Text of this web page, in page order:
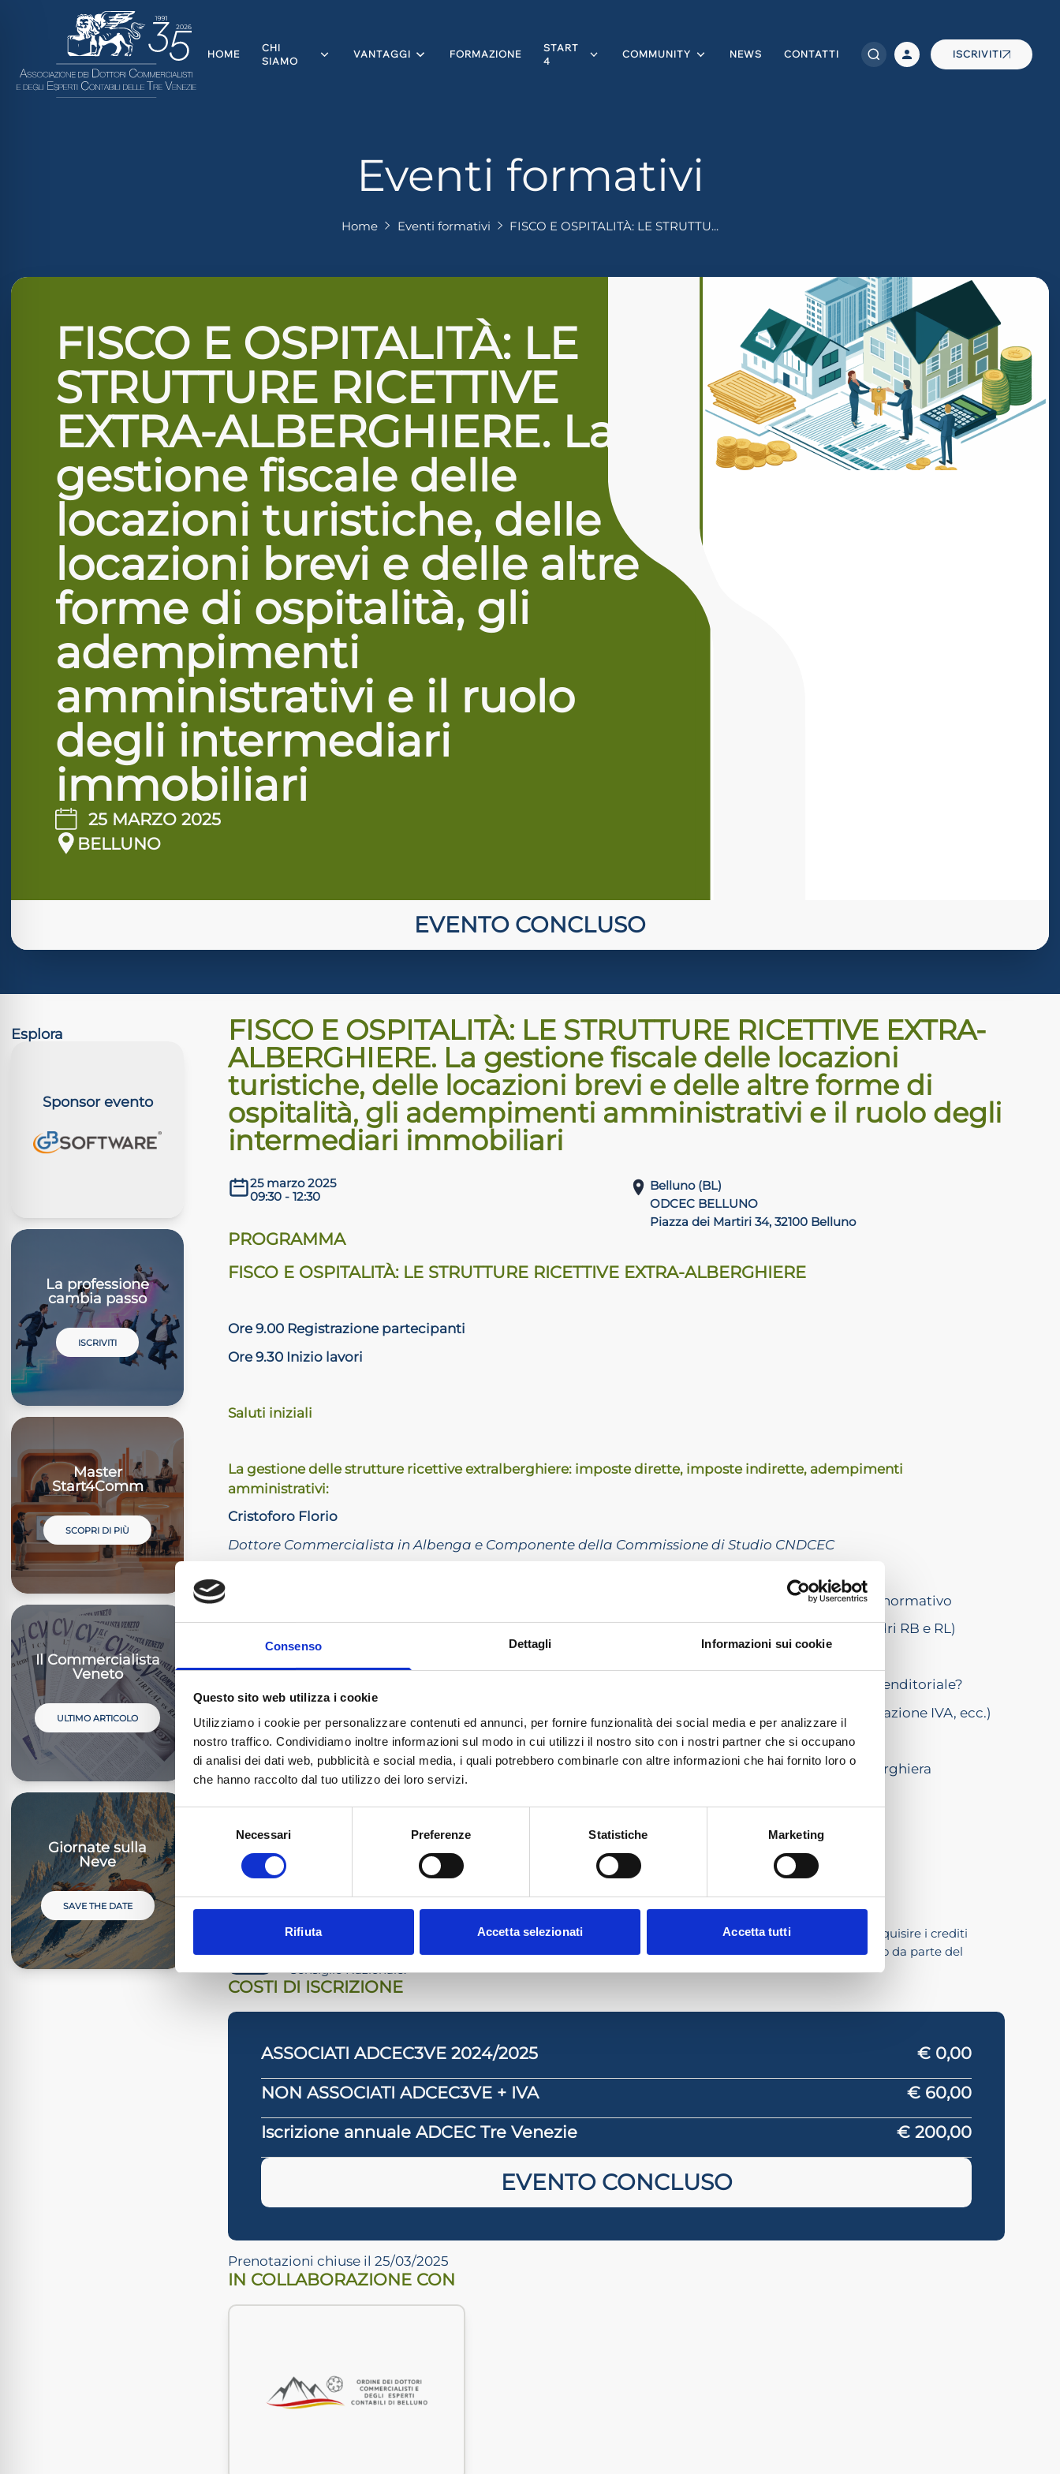
Consenso Dettagli Informazioni sui cookie
Questo sito web utilizza i cookie
Utilizziamo i cookie per personalizzare contenuti ed annunci, per fornire funzionalità dei social media e per analizzare il
nostro traffico. Condividiamo inoltre informazioni sul modo in cui utilizzi il nostro sito con i nostri partner che si occupano
di analisi dei dati web, pubblicità e social media, i quali potrebbero combinarle con altre informazioni che hai fornito loro o
che hanno raccolto dal tuo utilizzo dei loro servizi.
Selezione
del
consenso
Necessari Preferenze Statistiche Marketing
Rifiuta Accetta selezionati Accetta tutti
HOME
CHI
SIAMO
VANTAGGI FORMAZIONE
START
4
COMMUNITY NEWS CONTATTI ISCRIVITI
Eventi formativi
Home Eventi formativi FISCO E OSPITALITÀ: LE STRUTTU...
FISCO E OSPITALITÀ: LE
STRUTTURE RICETTIVE
EXTRA-ALBERGHIERE. La
gestione fiscale delle
locazioni turistiche, delle
locazioni brevi e delle altre
forme di ospitalità, gli
adempimenti
amministrativi e il ruolo
degli intermediari
immobiliari
25 MARZO 2025
BELLUNO
EVENTO CONCLUSO
Esplora
Sponsor evento
La professione
cambia passo
ISCRIVITI
Master
Start4Comm
SCOPRI DI PIÙ
Il Commercialista
Veneto
ULTIMO ARTICOLO
Giornate sulla
Neve
SAVE THE DATE
FISCO E OSPITALITÀ: LE STRUTTURE RICETTIVE EXTRA-
ALBERGHIERE. La gestione fiscale delle locazioni
turistiche, delle locazioni brevi e delle altre forme di
ospitalità, gli adempimenti amministrativi e il ruolo degli
intermediari immobiliari
25 marzo 2025
09:30 - 12:30
Belluno (BL)
ODCEC BELLUNO
Piazza dei Martiri 34, 32100 Belluno
PROGRAMMA
FISCO E OSPITALITÀ: LE STRUTTURE RICETTIVE EXTRA-ALBERGHIERE
Ore 9.00 Registrazione partecipanti
Ore 9.30 Inizio lavori
Saluti iniziali
La gestione delle strutture ricettive extralberghiere: imposte dirette, imposte indirette, adempimenti
amministrativi:
Cristoforo Florio
Dottore Commercialista in Albenga e Componente della Commissione di Studio CNDCEC
– Locazioni brevi, locazioni turistiche e altre forme di ricettività extra-alberghiera: inquadramento normativo
– La tassazione ai fini delle imposte sui redditi e la compilazione dei modelli di dichiarazione (quadri RB e RL)
– Focus sulle modalità dell’esercizio della locazione turistica: attività d’impresa o attività non imprenditoriale?
– Profili IVA della ricettività extra-alberghiera (la gestione delle fatture ricevute dai “portali”, la detrazione IVA, ecc.)
– Gli obblighi per gli intermediari immobiliari (CU, 770, comunicazione dati locazioni brevi)
– Le novità sul codice CIN e gli altri adempimenti amministrativi connessi alla ricettività extra-alberghiera
Domande e risposte
Ore 12.30 Conclusione lavori
CREDITI FORMATIVI COMMERCIALISTI
3
L’evento è in corso di accreditamento. La partecipazione all’evento permette agli iscritti nell’albo di acquisire i crediti
formativi validi per l’adempimento dell’obbligo formativo solo se l’evento ha ottenuto l’accreditamento da parte del
Consiglio Nazionale.
COSTI DI ISCRIZIONE
ASSOCIATI ADCEC3VE 2024/2025
€ 0,00
NON ASSOCIATI ADCEC3VE + IVA
€ 60,00
Iscrizione annuale ADCEC Tre Venezie
€ 200,00
EVENTO CONCLUSO
Prenotazioni chiuse il 25/03/2025
IN COLLABORAZIONE CON
sicuro per crisi
adatta per ADHD
per cecità
sicura per epilessia